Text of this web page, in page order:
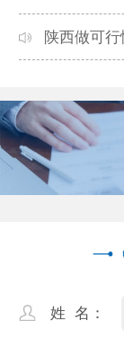
本地公司推
陕西做可
姓 名：